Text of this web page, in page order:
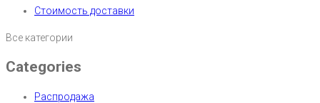
Стоимость доставки
Все категории
Categories
Распродажа